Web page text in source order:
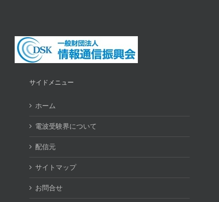
サイドメニュー
ホーム
電波受験界について
配信元
サイトマップ
お問合せ